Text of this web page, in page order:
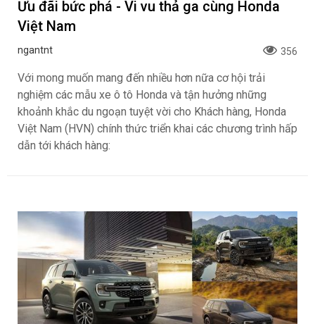
Ưu đãi bức phá - Vi vu thả ga cùng Honda
Việt Nam
ngantnt 356
Với mong muốn mang đến nhiều hơn nữa cơ hội trải
nghiệm các mẫu xe ô tô Honda và tận hưởng những
khoảnh khắc du ngoạn tuyệt vời cho Khách hàng, Honda
Việt Nam (HVN) chính thức triển khai các chương trình hấp
dẫn tới khách hàng: